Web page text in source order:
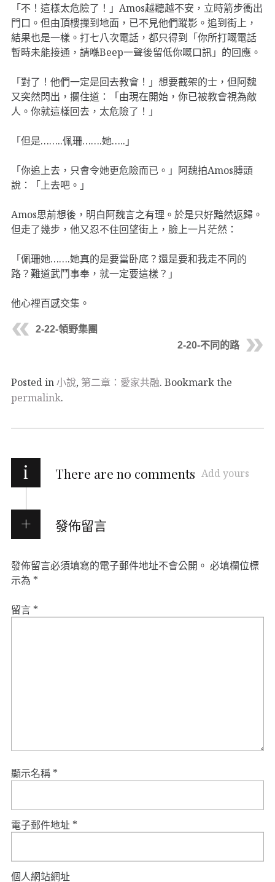
「不！這樣太危險了！」Amos越聽越不安，立時箭步衝出
門口。但由頂樓摷到地面，已不見他們蹤影。追到街上，
結果也是一樣。打七八次電話，都只得到「你所打嘅電話
暫時未能接通，請喺Beep一聲後留低你嘅口訊」的回應。
「對了！他們一定是回去教會！」想要截架的士，但阿魏
又突然閃出，攔住道：「由現在開始，你已被教會視為敵
人。你就這樣回去，太危險了！」
「但是……..佩珊…….她…..」
「你追上去，只會令她更危險而已。」阿魏拍Amos膊頭
說：「上去吧。」
Amos思前想後，明白阿魏言之有理。於是只好黯然返歸。
但走了幾步，他又忍不住回望街上，臉上一片茫然：
「佩珊她…….她真的是要當卧底？還是要和我走不同的
路？難道武鬥事奉，就一定要這樣？」
他心裡百感交集。
2-22-領野集團
2-20-不同的路
Posted in小說, 第二章：愛家共融. Bookmark the
permalink.
i There are no comments Add yours
發佈留言
發佈留言必須填寫的電子郵件地址不會公開。 必填欄位標
示為 *
留言 *
顯示名稱 *
電子郵件地址 *
個人網站網址